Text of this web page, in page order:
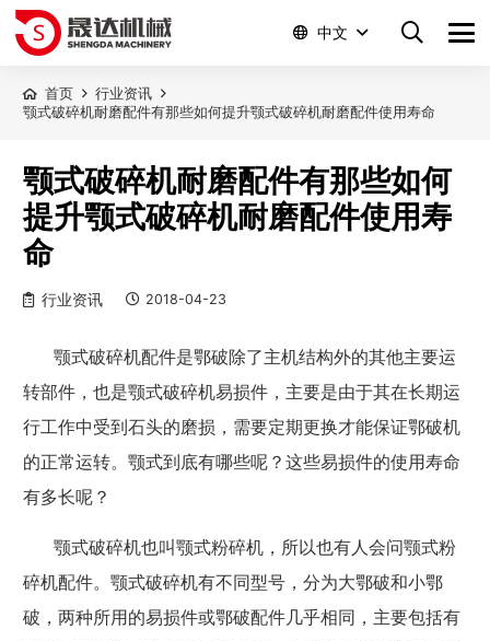
中文
首页
行业资讯
颚式破碎机耐磨配件有那些如何提升颚式破碎机耐磨配件使用寿命
颚式破碎机耐磨配件有那些如何
提升颚式破碎机耐磨配件使用寿
命
行业资讯 2018-04-23
颚式破碎机配件是鄂破除了主机结构外的其他主要运
转部件，也是颚式破碎机易损件，主要是由于其在长期运
行工作中受到石头的磨损，需要定期更换才能保证鄂破机
的正常运转。颚式到底有哪些呢？这些易损件的使用寿命
有多长呢？
颚式破碎机也叫颚式粉碎机，所以也有人会问颚式粉
碎机配件。颚式破碎机有不同型号，分为大鄂破和小鄂
破，两种所用的易损件或鄂破配件几乎相同，主要包括有